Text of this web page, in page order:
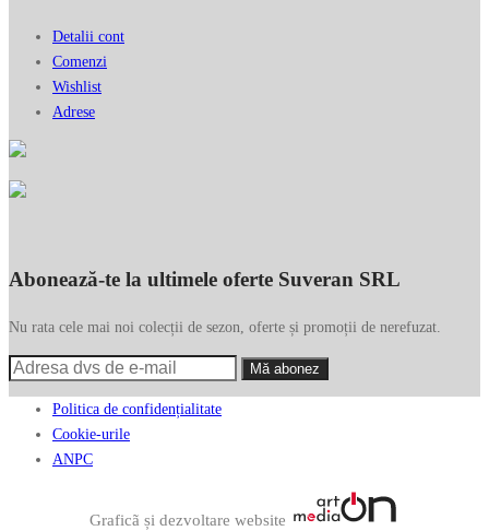
Detalii cont
Comenzi
Wishlist
Adrese
Abonează-te la ultimele oferte Suveran SRL
Nu rata cele mai noi colecții de sezon, oferte și promoții de nerefuzat.
Politica de confidențialitate
Cookie-urile
ANPC
Graficã și dezvoltare website